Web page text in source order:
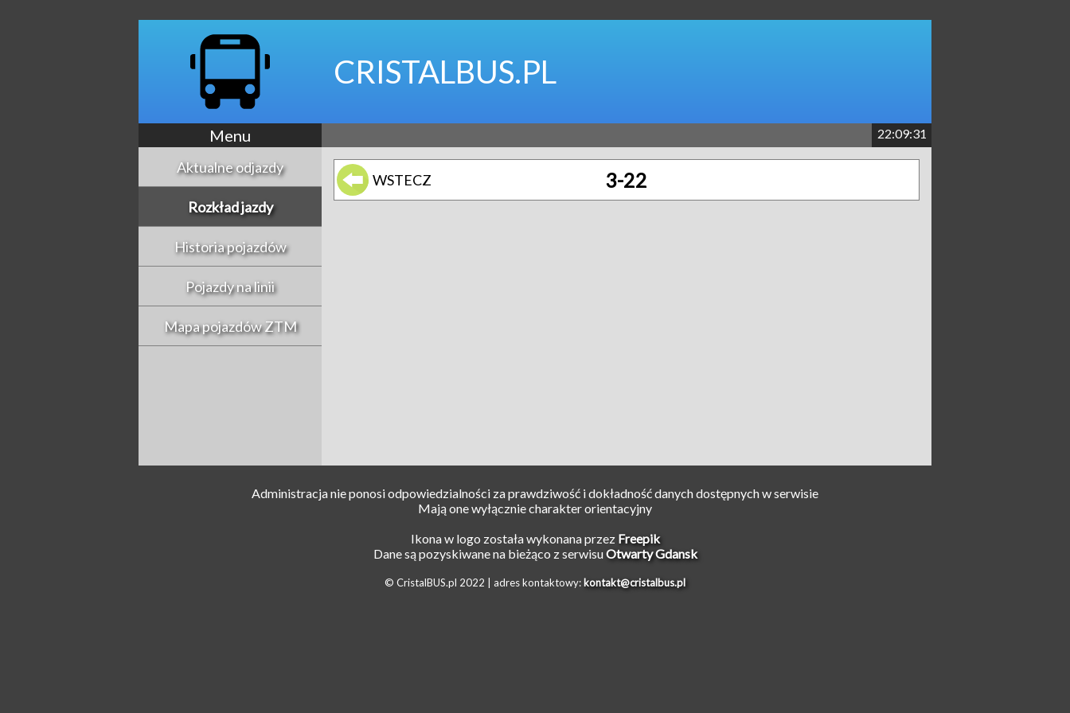
CRISTALBUS.PL
Menu 22:09:31
Aktualne odjazdy
Rozkład jazdy
Historia pojazdów
Pojazdy na linii
Mapa pojazdów ZTM
WSTECZ 3-22
Administracja nie ponosi odpowiedzialności za prawdziwość i dokładność danych dostępnych w serwisie
Mają one wyłącznie charakter orientacyjny
Ikona w logo została wykonana przez Freepik
Dane są pozyskiwane na bieżąco z serwisuOtwarty Gdansk
© CristalBUS.pl 2022 | adres kontaktowy: kontakt@cristalbus.pl